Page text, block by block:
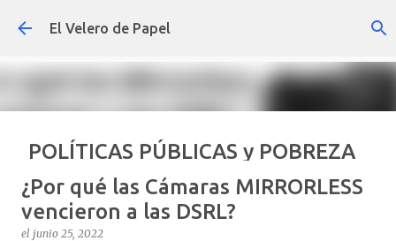
Ir al contenido principal
El Velero de Papel
POLÍTICAS PÚBLICAS y POBREZA
POR ARTURO MOLINA
el septiembre 22, 2024 ARTÍCULOS ARTURO-MOLINA
OPINIÓN POLÍTICAS PÚBLICAS Y POBREZA
¿Por qué las Cámaras MIRRORLESS
vencieron a las DSRL?
el junio 25, 2022